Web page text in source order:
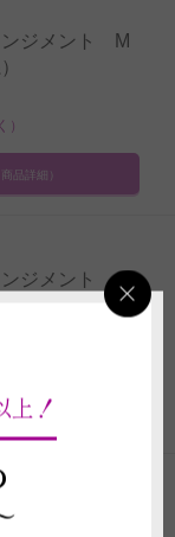
ンジメント M
商品詳細）
ンジメント S
品詳細）
上！